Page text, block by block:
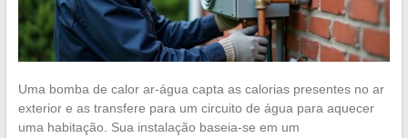
Uma bomba de calor ar-água capta as calorias presentes no ar
exterior e as transfere para um circuito de água para aquecer
uma habitação. Sua instalação baseia-se em um